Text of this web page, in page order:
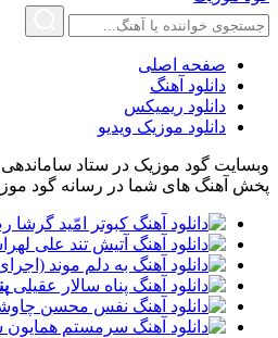
صفحه اصلی
دانلود آهنگ
دانلود ریمیکس
دانلود موزیک ویدیو
وبسایت گود موزیک در ستاد
پخش آهنگ های شما در رسانه گود